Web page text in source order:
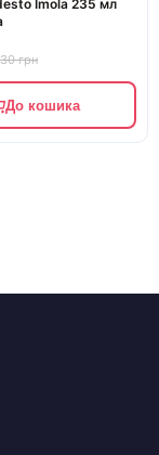
Imola 235 мл
грн
До кошика